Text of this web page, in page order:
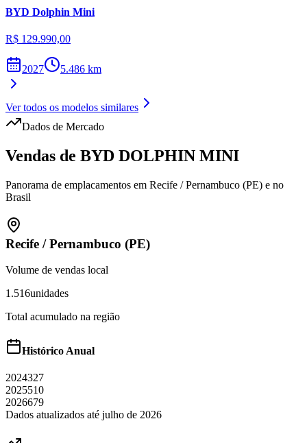
BYD Dolphin Mini
R$ 129.990,00
2027 5.486 km
Ver todos os modelos similares
Dados de Mercado
Vendas de BYD DOLPHIN MINI
Panorama de emplacamentos em Recife / Pernambuco (PE) e no
Brasil
Recife /Pernambuco (PE)
Volume de vendas local
1.516unidades
Total acumulado na região
Histórico Anual
2024327
2025510
2026679
Dados atualizados até julho de 2026